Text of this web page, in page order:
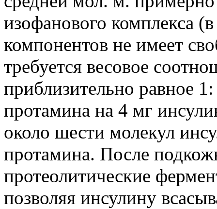
изофанового комплекса
компонентов не имеет
требуется весовое
приблизительно равное
протамина на 4 мг
около шести молекул
протамина. После
протеолитические
позволяя инсулину